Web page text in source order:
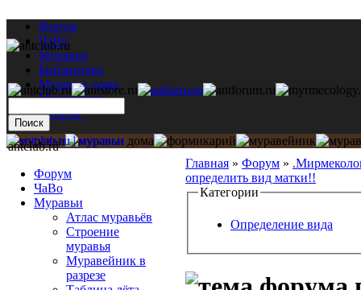
Форум
ЧаВо
Муравьи
Библиотека
Муравьи дома
Мастерская
Каталог
Главная » Форум »
определить вид матки!!
Категории
Определение вида
antclub.ru
Форум
ЧаВо
Муравьи
Атлас муравьёв
Строение
муравья
Муравейник в
разрезе